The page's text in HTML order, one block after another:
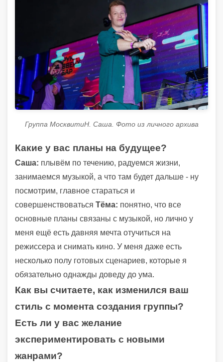
Группа МосквитиН. Саша. Фото из личного архива
Какие у вас планы на будущее?
Саша: плывём по течению, радуемся жизни,
занимаемся музыкой, а что там будет дальше - ну
посмотрим, главное стараться и
совершенствоваться Тёма: понятно, что все
основные планы связаны с музыкой, но лично у
меня ещё есть давняя мечта отучиться на
режиссера и снимать кино. У меня даже есть
несколько полу готовых сценариев, которые я
обязательно однажды доведу до ума.
Как вы считаете, как изменился ваш
стиль с момента создания группы?
Есть ли у вас желание
экспериментировать с новыми
жанрами?